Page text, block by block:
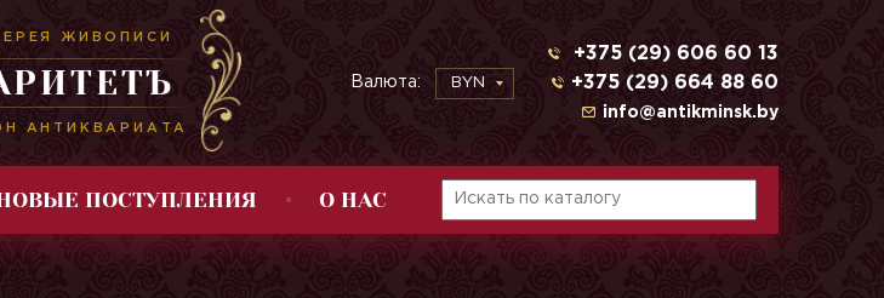
ЖИВОПИСИ
АНТИКВАРИАТА
Валюта: BYN
+375 (29) 606 60 13
+375 (29) 664 88 60
info@antikminsk.by
ПОСТУПЛЕНИЯ О НАС